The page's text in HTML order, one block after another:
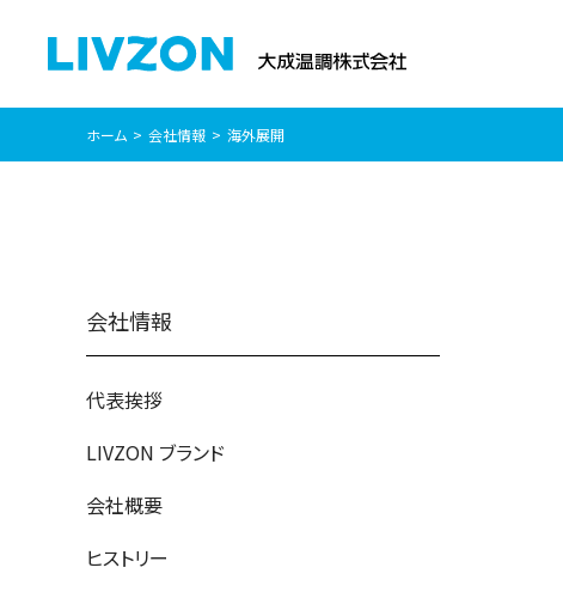
ホーム 会社情報 海外展開
会社情報
代表挨拶
LIVZON ブランド
会社概要
ヒストリー